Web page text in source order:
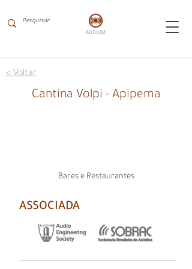
< Voltar
Cantina Volpi - Apipema
Bares e Restaurantes
ASSOCIADA